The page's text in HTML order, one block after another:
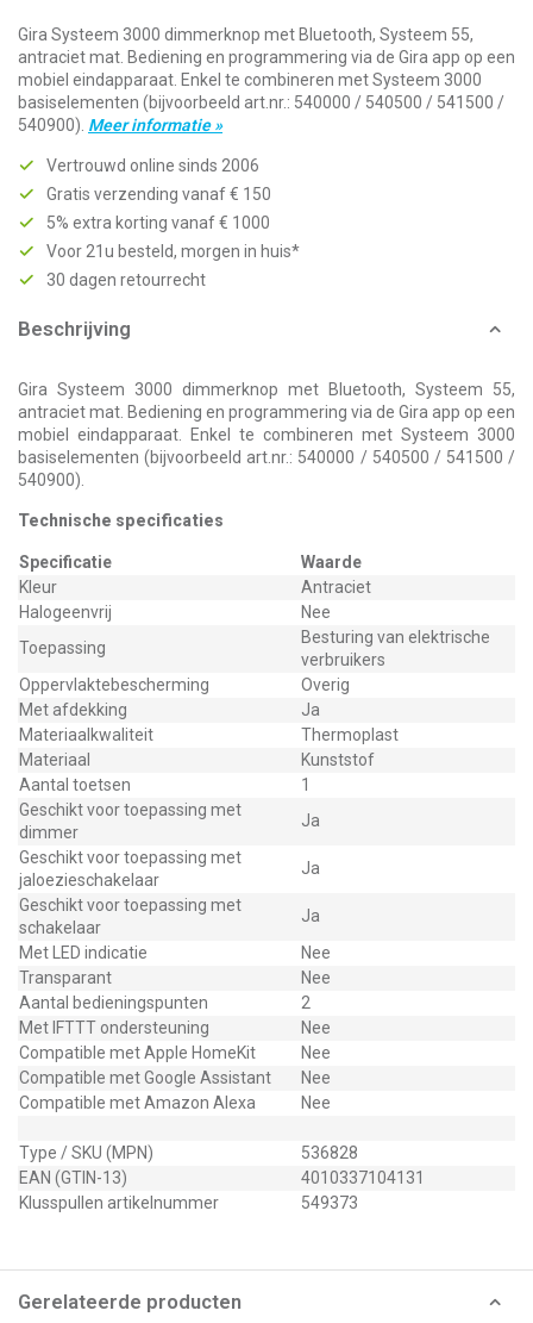
Gira Systeem 3000 dimmerknop met Bluetooth, Systeem 55,
antraciet mat. Bediening en programmering via de Gira app op een
mobiel eindapparaat. Enkel te combineren met Systeem 3000
basiselementen (bijvoorbeeld art.nr.: 540000 / 540500 / 541500 /
540900). Meer informatie »
Vertrouwd online sinds 2006
Gratis verzending vanaf € 150
5% extra korting vanaf € 1000
Voor 21u besteld, morgen in huis*
30 dagen retourrecht
Beschrijving
Gira Systeem 3000 dimmerknop met Bluetooth, Systeem 55,
antraciet mat. Bediening en programmering via de Gira app op een
mobiel eindapparaat. Enkel te combineren met Systeem 3000
basiselementen (bijvoorbeeld art.nr.: 540000 / 540500 / 541500 /
540900).
Technische specificaties
Specificatie
Waarde
Kleur
Antraciet
Halogeenvrij
Nee
Toepassing
Besturing van elektrische
verbruikers
Oppervlaktebescherming
Overig
Met afdekking
Ja
Materiaalkwaliteit
Thermoplast
Materiaal
Kunststof
Aantal toetsen
1
Geschikt voor toepassing met
dimmer
Ja
Geschikt voor toepassing met
jaloezieschakelaar
Ja
Geschikt voor toepassing met
schakelaar
Ja
Met LED indicatie
Nee
Transparant
Nee
Aantal bedieningspunten
2
Met IFTTT ondersteuning
Nee
Compatible met Apple HomeKit
Nee
Compatible met Google Assistant
Nee
Compatible met Amazon Alexa
Nee
Type / SKU (MPN)
536828
EAN (GTIN-13)
4010337104131
Klusspullen artikelnummer
549373
Gerelateerde producten